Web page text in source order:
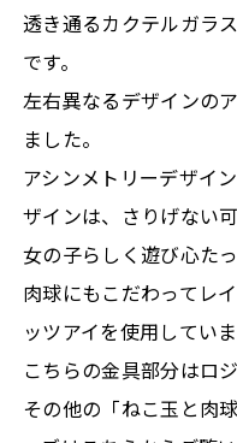
透き通るカクテルガラ
です。
左右異なるデザインの
ました。
アシンメトリーデザイ
ザインは、さりげない
女の子らしく遊び心た
肉球にもこだわってレ
ッツアイを使用していま
こちらの金具部分はロジ
その他の「ねこ玉と肉